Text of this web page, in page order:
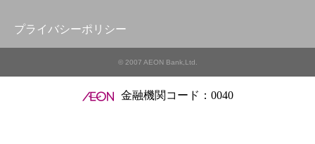
プライバシーポリシー
© 2007 AEON Bank,Ltd.
金融機関コード：0040